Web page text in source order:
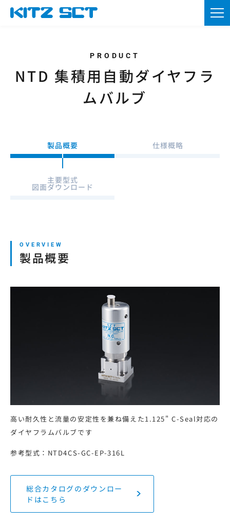
EN CN
ログイン・新規会員登録
TOP
お問い合わせ
本サイトの利用について
NTD 集積用自動ダイヤフラ
ムバルブ
製品概要 仕様概略
主要型式
図面ダウンロード
製品概要
高い耐久性と流量の安定性を兼ね備えた1.125" C-Seal対応の
ダイヤフラムバルブです
参考型式：NTD4CS-GC-EP-316L
総合カタログのダウンロー
ドはこちら